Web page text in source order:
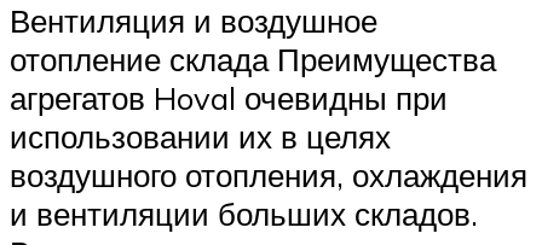
Вентиляция и воздушное
отопление склада Преимущества
агрегатов Hoval очевидны при
использовании их в целях
воздушного отопления, охлаждения
и вентиляции больших складов.